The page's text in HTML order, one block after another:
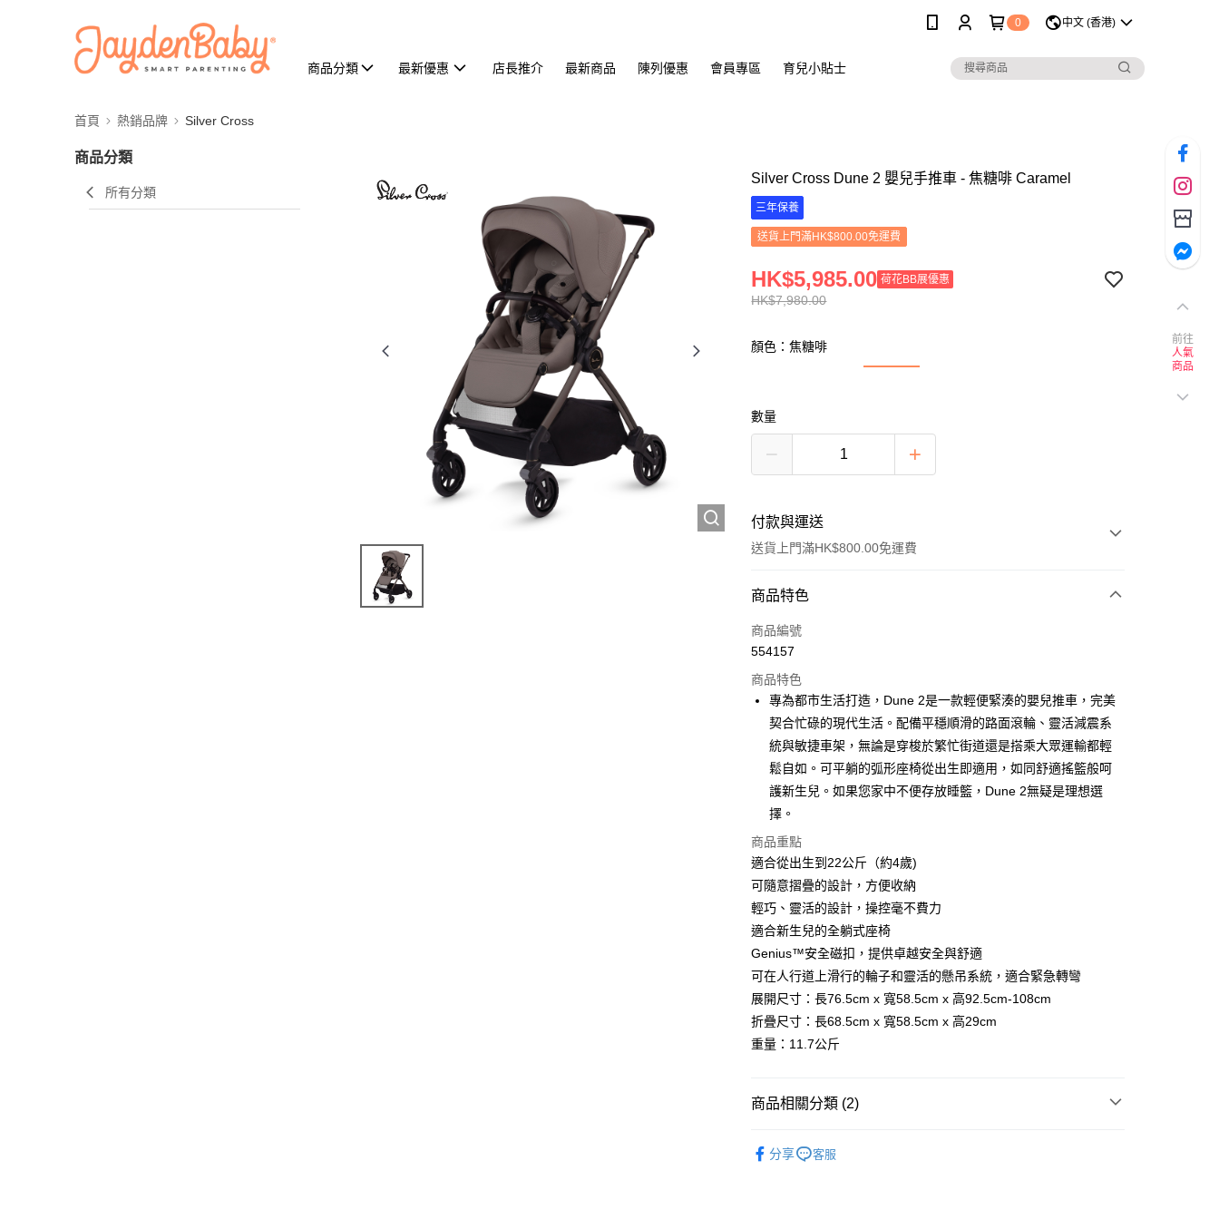
0 中文 (香港)
商品分類 最新優惠 店長推介 最新商品 陳列優惠 會員專區 育兒小貼士
首頁 熱銷品牌 Silver Cross
商品分類
所有分類
Silver Cross Dune 2 嬰兒手推車 - 焦糖啡 Caramel
三年保養
送貨上門滿HK$800.00免運費
HK$7,980.00
HK$5,985.00 荷花BB展優惠
顏色：焦糖啡
數量
付款與運送
送貨上門滿HK$800.00免運費
付款方式
信用卡
Google Pay
AlipayHK
PayMe
WeChat Pay
送貨方式
香港配送
每筆HK$55.00，滿HK$800.00或以上免運費
商品特色
商品編號
554157
商品特色
專為都市生活打造，Dune 2是一款輕便緊湊的嬰兒推車，完美
契合忙碌的現代生活。配備平穩順滑的路面滾輪、靈活減震系
統與敏捷車架，無論是穿梭於繁忙街道還是搭乘大眾運輸都輕
鬆自如。可平躺的弧形座椅從出生即適用，如同舒適搖籃般呵
護新生兒。如果您家中不便存放睡籃，Dune 2無疑是理想選
擇。
商品重點
適合從出生到22公斤（約4歲)
可隨意摺疊的設計，方便收納
輕巧、靈活的設計，操控毫不費力
適合新生兒的全躺式座椅
Genius™安全磁扣，提供卓越安全與舒適
可在人行道上滑行的輪子和靈活的懸吊系統，適合緊急轉彎
展開尺寸：長76.5cm x 寬58.5cm x 高92.5cm-108cm
折疊尺寸：長68.5cm x 寬58.5cm x 高29cm
重量：11.7公斤
商品相關分類 (2)
分享 客服
前往
人氣
商品